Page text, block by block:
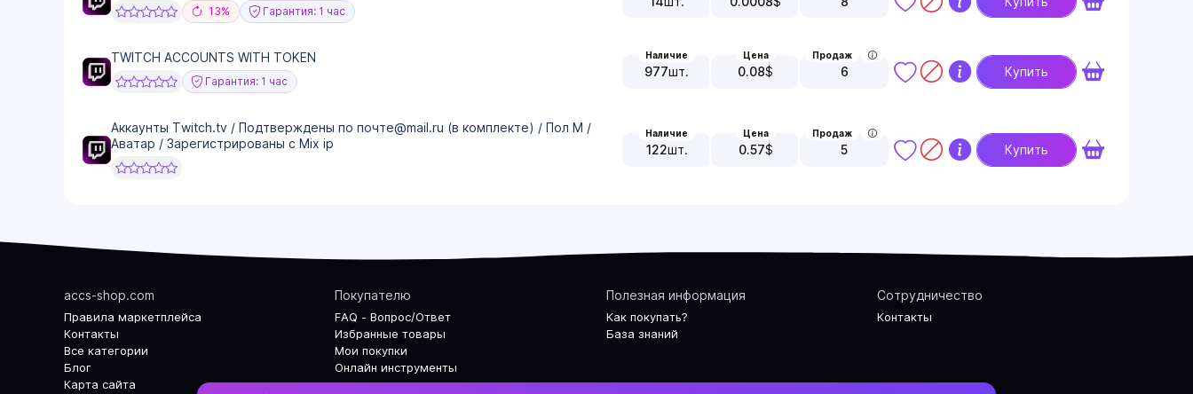
13% Гарантия: 1 час
TWITCH ACCOUNTS WITH TOKEN
Гарантия: 1 час
Наличие
977шт.
Цена
0.08$
Продаж
6 Купить
Аккаунты Twitch.tv / Подтверждены по почте@mail.ru (в комплекте) / Пол М /
Аватар / Зарегистрированы c Mix ip
Наличие
122шт.
Цена
0.57$
Продаж
5 Купить
accs-shop.com
Правила маркетплейса
Контакты
Все категории
Блог
Карта сайта
Покупателю
FAQ - Вопрос/Ответ
Избранные товары
Мои покупки
Онлайн инструменты
Полезная информация
Как покупать?
База знаний
Сотрудничество
Контакты